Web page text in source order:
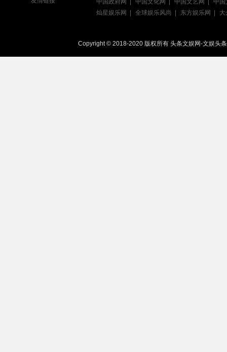
中国政府网 中国文化网 中国文艺网
中国
灿星娱乐网
全球娱乐风尚 东方娱乐网 大
Copyright © 2018-2020 版权所有 头条文娱网-文娱头